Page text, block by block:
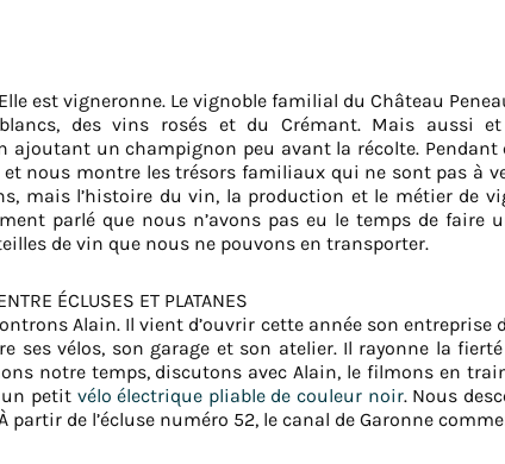
est vigneronne. Le vignoble familial du Château
des vins rosés et du Crémant. Mais aussi
ajoutant un champignon peu avant la récolte. Pendant
nous montre les trésors familiaux qui ne sont pas à
mais l’histoire du vin, la production et le métier de
parlé que nous n’avons pas eu le temps de faire
de vin que nous ne pouvons en transporter.
ÉCLUSES ET PLATANES
Alain. Il vient d’ouvrir cette année son entreprise
ses vélos, son garage et son atelier. Il rayonne la
notre temps, discutons avec Alain, le filmons en
un petit vélo électrique pliable de couleur noir. Nous
partir de l’écluse numéro 52, le canal de Garonne